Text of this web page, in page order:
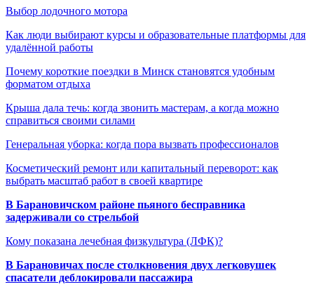
Выбор лодочного мотора
Как люди выбирают курсы и образовательные платформы для
удалённой работы
Почему короткие поездки в Минск становятся удобным
форматом отдыха
Крыша дала течь: когда звонить мастерам, а когда можно
справиться своими силами
Генеральная уборка: когда пора вызвать профессионалов
Косметический ремонт или капитальный переворот: как
выбрать масштаб работ в своей квартире
В Барановичском районе пьяного бесправника
задерживали со стрельбой
Кому показана лечебная физкультура (ЛФК)?
В Барановичах после столкновения двух легковушек
спасатели деблокировали пассажира